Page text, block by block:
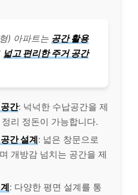
) 아파트는 공간 활용
넓고 편리한 주거 공간
간: 넉넉한 수납공간을 제
리 정돈이 가능합니다.
간 설계: 넓은 창문으로
개방감 넘치는 공간을 제
: 다양한 평면 설계를 통